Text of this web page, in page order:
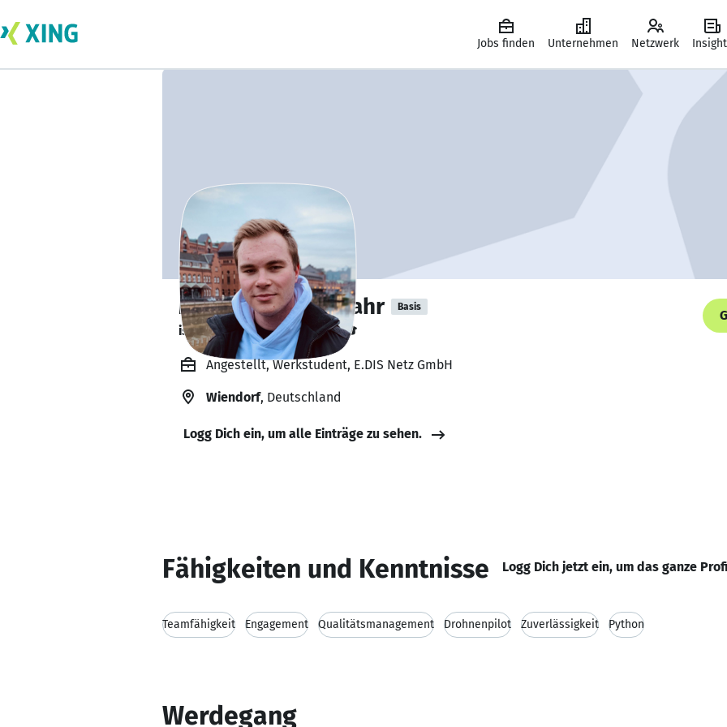
Jobs finden Unternehmen Netzwerk
Maximilian Adebahr Basis
ist kurz vor dem Abschluss. 🎓
Angestellt, Werkstudent, E.DIS Netz GmbH
Wiendorf, Deutschland
Logg Dich ein, um alle Einträge zu sehen.
Fähigkeiten und Kenntnisse Logg Dich jetzt ein, um das ganze
Teamfähigkeit Engagement Qualitätsmanagement Drohnenpilot Zuverlässigkeit Python
Werdegang